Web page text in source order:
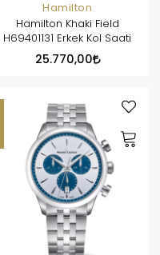
Hamilton
Hamilton Khaki Field
H69401131 Erkek Kol Saati
25.770,00